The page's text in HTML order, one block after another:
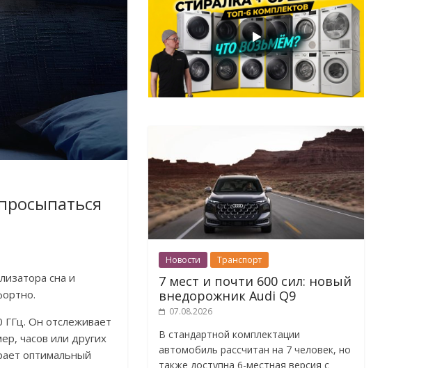
сна и
ГГц. Он отслеживает
часов или других
оптимальный
Новости Транспорт
7 мест и почти 600 сил: новый
внедорожник Audi Q9
07.08.2026
В стандартной комплектации
автомобиль рассчитан на 7 человек, но
также доступна 6-местная версия с